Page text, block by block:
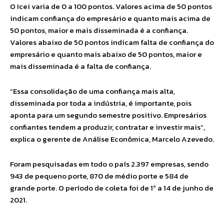
O Icei varia de 0 a 100 pontos. Valores acima de 50 pontos
indicam confiança do empresário e quanto mais acima de
50 pontos, maior e mais disseminada é a confiança.
Valores abaixo de 50 pontos indicam falta de confiança do
empresário e quanto mais abaixo de 50 pontos, maior e
mais disseminada é a falta de confiança.
“Essa consolidação de uma confiança mais alta,
disseminada por toda a indústria, é importante, pois
aponta para um segundo semestre positivo. Empresários
confiantes tendem a produzir, contratar e investir mais”,
explica o gerente de Análise Econômica, Marcelo Azevedo.
Foram pesquisadas em todo o país 2.397 empresas, sendo
943 de pequeno porte, 870 de médio porte e 584 de
grande porte. O período de coleta foi de 1º a 14 de junho de
2021.